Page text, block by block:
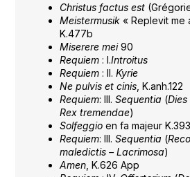
Christus factus est
Meistermusik « Replevit me
K.477b
Miserere mei90
Requiem : I.Introitus
Requiem : II. Kyrie
Ne pulvis et cinis, K.anh.122
Requiem: III. Sequentia (Dies
Rex tremendae)
Solfeggio en fa majeur K.393
Requiem: III. Sequentia (
maledictis – Lacrimosa)
Amen, K.626 App